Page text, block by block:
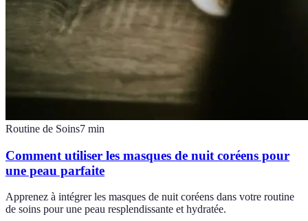
Routine de Soins7 min
Comment utiliser les masques de nuit coréens pour
une peau parfaite
Apprenez à intégrer les masques de nuit coréens dans votre routine
de soins pour une peau resplendissante et hydratée.